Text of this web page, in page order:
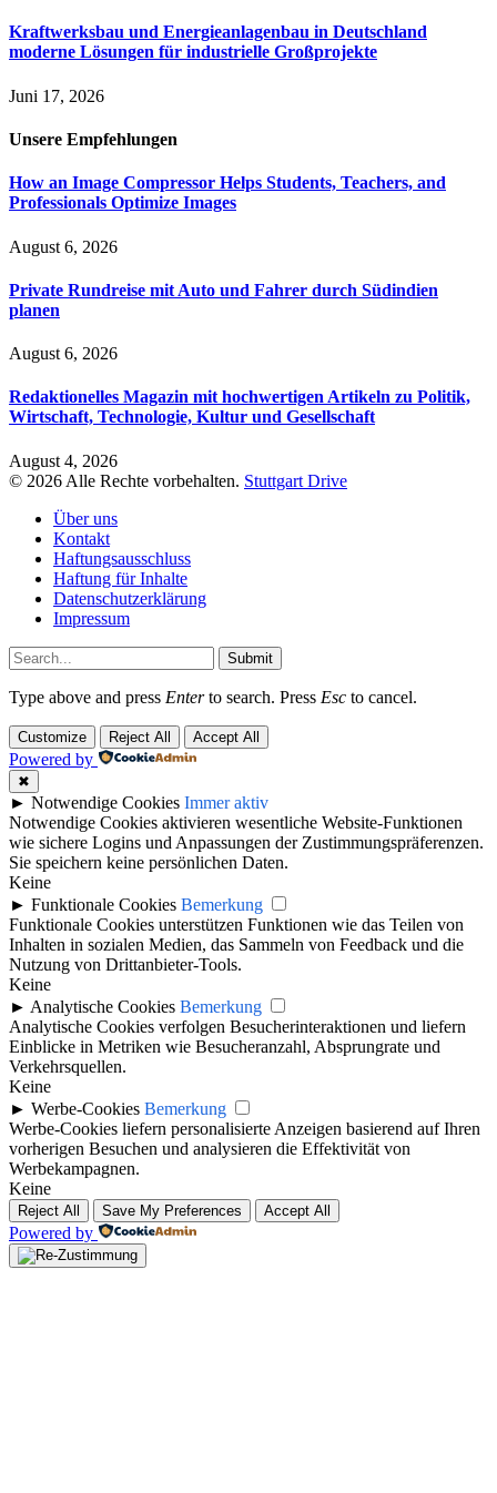
Kraftwerksbau und Energieanlagenbau in Deutschland
moderne Lösungen für industrielle Großprojekte
Juni 17, 2026
Unsere Empfehlungen
How an Image Compressor Helps Students, Teachers, and
Professionals Optimize Images
August 6, 2026
Private Rundreise mit Auto und Fahrer durch Südindien
planen
August 6, 2026
Redaktionelles Magazin mit hochwertigen Artikeln zu Politik,
Wirtschaft, Technologie, Kultur und Gesellschaft
August 4, 2026
© 2026 Alle Rechte vorbehalten. Stuttgart Drive
Über uns
Kontakt
Haftungsausschluss
Haftung für Inhalte
Datenschutzerklärung
Impressum
Submit
Type above and press Enterto search. Press Esc to cancel.
Customize Reject All Accept All
Powered by
✖
► Notwendige Cookies Immer aktiv
Notwendige Cookies aktivieren wesentliche Website-Funktionen
wie sichere Logins und Anpassungen der Zustimmungspräferenzen.
Sie speichern keine persönlichen Daten.
Keine
► Funktionale Cookies Bemerkung
Funktionale Cookies unterstützen Funktionen wie das Teilen von
Inhalten in sozialen Medien, das Sammeln von Feedback und die
Nutzung von Drittanbieter-Tools.
Keine
► Analytische Cookies Bemerkung
Analytische Cookies verfolgen Besucherinteraktionen und liefern
Einblicke in Metriken wie Besucheranzahl, Absprungrate und
Verkehrsquellen.
Keine
► Werbe-Cookies Bemerkung
Werbe-Cookies liefern personalisierte Anzeigen basierend auf Ihren
vorherigen Besuchen und analysieren die Effektivität von
Werbekampagnen.
Keine
Reject All Save My Preferences Accept All
Powered by